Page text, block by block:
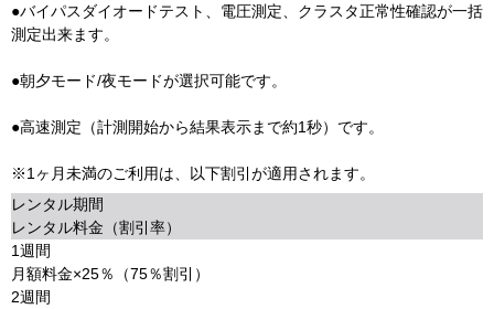
●バイパスダイオードテスト、電圧測定、クラスタ正常性確認が一括
測定出来ます。
●朝夕モード/夜モードが選択可能です。
●高速測定（計測開始から結果表示まで約1秒）です。
※1ヶ月未満のご利用は、以下割引が適用されます。
レンタル期間
レンタル料金（割引率）
1週間
月額料金×25％（75％割引）
2週間